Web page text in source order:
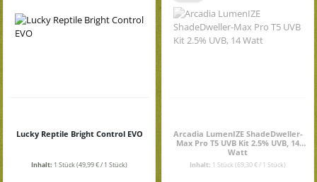
Lucky Reptile Bright Control EVO
Inhalt: 1 Stück(49,99 € / 1 Stück)
Arcadia LumenIZE ShadeDweller-
Max Pro T5 UVB Kit 2.5% UVB, 14
Watt
Inhalt: 1 Stück (69,30 € / 1 Stück)